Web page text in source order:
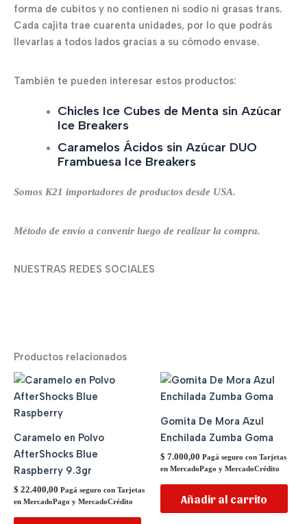
forma de cubitos y no contienen ni sodio ni grasas trans.
Cada cajita trae cuarenta unidades, por lo que podrás
llevarlas a todos lados gracias a su cómodo envase.
También te pueden interesar estos productos:
Chicles Ice Cubes de Menta sin Azúcar
Ice Breakers
Caramelos Ácidos sin Azúcar DUO
Frambuesa Ice Breakers
Somos K21 importadores de productos desde USA.
Método de envío a convenir luego de realizar la compra.
NUESTRAS REDES SOCIALES
Productos relacionados
Caramelo en Polvo
AfterShocks Blue
Raspberry 9.3gr
$ 22.400,00 Pagá seguro con Tarjetas
en MercadoPago y MercadoCrédito
Gomita De Mora Azul
Enchilada Zumba Goma
$ 7.000,00 Pagá seguro con Tarjetas
en MercadoPago y MercadoCrédito
Añadir al carrito